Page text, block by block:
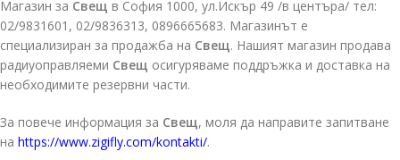
Магазин за Свещ в София 1000, ул.Искър 49 /в центъра/ тел:
02/9831601, 02/9836313, 0896665683. Магазинът е
специализиран за продажба на Свещ. Нашият магазин продава
радиуоправляеми Свещ осигуряваме поддръжка и доставка на
необходимите резервни части.
За повече информация за Свещ, моля да направите запитване
на https://www.zigifly.com/kontakti/.